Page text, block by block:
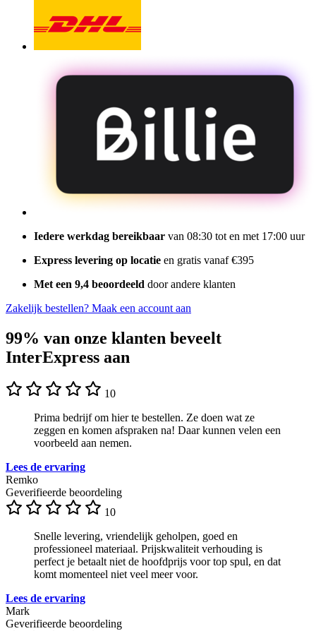
Iedere werkdag bereikbaar van 08:30 tot en met 17:00 uur
Express levering op locatie en gratis vanaf €395
Met een 9,4 beoordeeld door andere klanten
Zakelijk bestellen? Maak een account aan
99% van onze klanten beveelt
InterExpress aan
10
Prima bedrijf om hier te bestellen. Ze doen wat ze
zeggen en komen afspraken na! Daar kunnen velen een
voorbeeld aan nemen.
Lees de ervaring
Remko
Geverifieerde beoordeling
10
Snelle levering, vriendelijk geholpen, goed en
professioneel materiaal. Prijskwaliteit verhouding is
perfect je betaalt niet de hoofdprijs voor top spul, en dat
komt momenteel niet veel meer voor.
Lees de ervaring
Mark
Geverifieerde beoordeling